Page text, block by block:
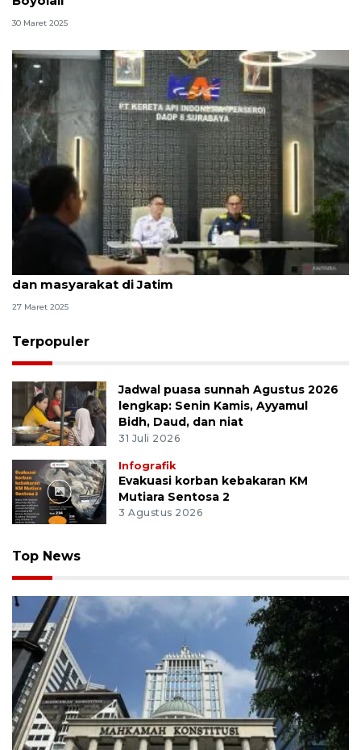
30 Maret 2025
BPH Migas pastikan BBM aman untuk kereta api
dan masyarakat di Jatim
27 Maret 2025
Terpopuler
Jadwal puasa sunnah Agustus 2026
lengkap: Senin Kamis, Ayyamul
Bidh, Daud, dan niat
31 Juli 2026
Infografik
Evakuasi korban kebakaran KM
Mutiara Sentosa 2
3 Agustus 2026
Top News